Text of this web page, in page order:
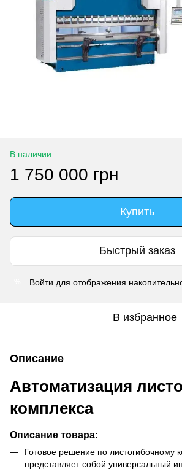
В наличии
1 750 000 грн
Купить
Быстрый заказ
Войти для отображения
В избранное
Описание
Автоматизация
комплекса
Описание товара:
Готовое решение по листогибочному
представляет собой универсальный